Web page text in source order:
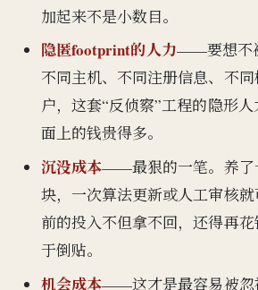
加起来不是小数目。
隐匿footprint的人力——要想不
不同主机、不同注册信息、不
户，这套“反侦察”工程的隐形
面上的钱贵得多。
沉没成本——最狠的一笔。养了
块，一次算法更新或人工审核
前的投入不但拿不回，还得再
于倒贴。
机会成本——这才是最容易被忽